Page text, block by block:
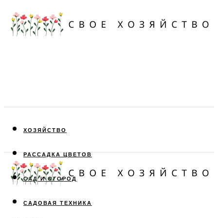
ХОЗЯЙСТВО
РАССАДКА ЦВЕТОВ
САД И ОГОРОД
САДОВАЯ ТЕХНИКА